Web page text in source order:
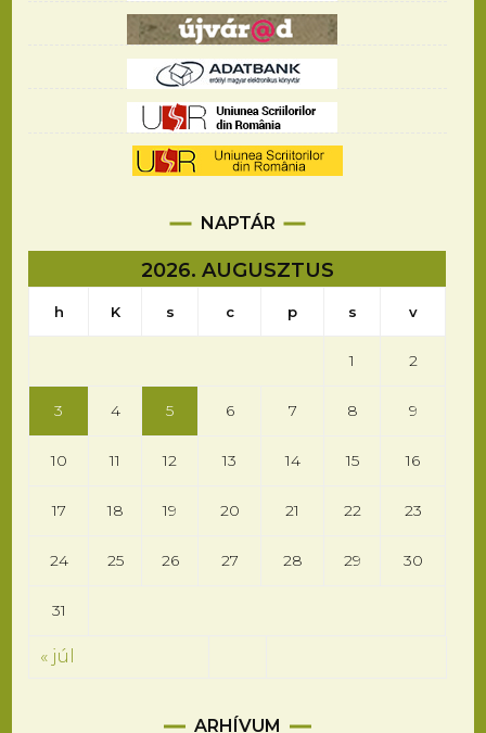
NAPTÁR
2026. AUGUSZTUS
h K s c p s v
1 2
3 4 5 6 7 8 9
10 11 12 13 14 15 16
17 18 19 20 21 22 23
24 25 26 27 28 29 30
31
« júl
ARHÍVUM
Arhívum